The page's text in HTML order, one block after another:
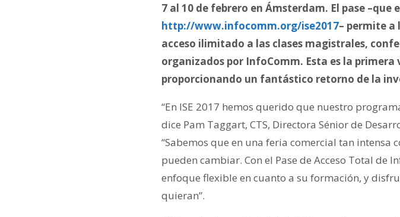
7 al 10 de febrero en Ámsterdam. El pase –que
http://www.infocomm.org/ise2017– permite a
acceso ilimitado a las clases magistrales,
organizados por InfoComm. Esta es la primera
proporcionando un fantástico retorno de la
“En ISE 2017 hemos querido que nuestro
dice Pam Taggart, CTS, Directora Sénior de
“Sabemos que en una feria comercial tan intensa
pueden cambiar. Con el Pase de Acceso Total de
enfoque flexible en cuanto a su formación, y
quieran”.